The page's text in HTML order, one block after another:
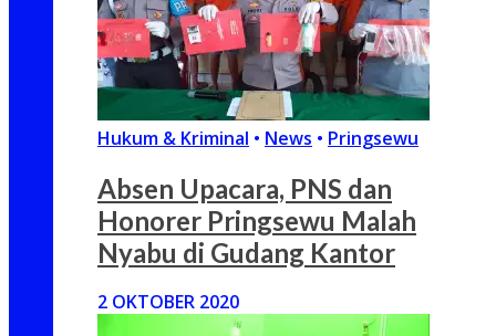
Hukum & Kriminal • News • Pringsewu
Absen Upacara, PNS dan
Honorer Pringsewu Malah
Nyabu di Gudang Kantor
2 OKTOBER 2020